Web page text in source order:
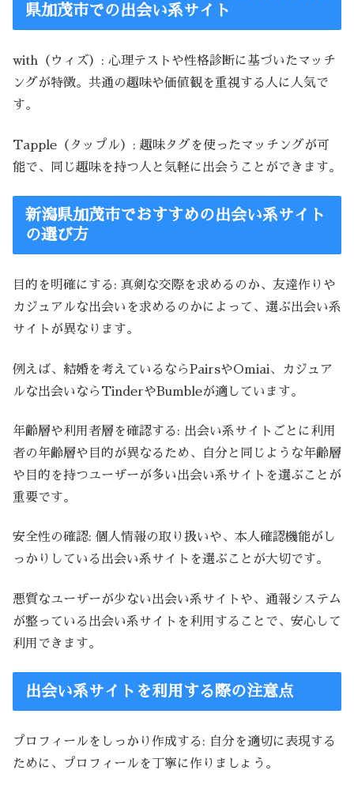
県加茂市での出会い系サイト
with（ウィズ）: 心理テストや性格診断に基づいたマッチ
ングが特徴。共通の趣味や価値観を重視する人に人気で
す。
Tapple（タップル）: 趣味タグを使ったマッチングが可
能で、同じ趣味を持つ人と気軽に出会うことができます。
新潟県加茂市でおすすめの出会い系サイト
の選び方
目的を明確にする: 真剣な交際を求めるのか、友達作りや
カジュアルな出会いを求めるのかによって、選ぶ出会い系
サイトが異なります。
例えば、結婚を考えているならPairsやOmiai、カジュア
ルな出会いならTinderやBumbleが適しています。
年齢層や利用者層を確認する: 出会い系サイトごとに利用
者の年齢層や目的が異なるため、自分と同じような年齢層
や目的を持つユーザーが多い出会い系サイトを選ぶことが
重要です。
安全性の確認: 個人情報の取り扱いや、本人確認機能がし
っかりしている出会い系サイトを選ぶことが大切です。
悪質なユーザーが少ない出会い系サイトや、通報システム
が整っている出会い系サイトを利用することで、安心して
利用できます。
出会い系サイトを利用する際の注意点
プロフィールをしっかり作成する: 自分を適切に表現する
ために、プロフィールを丁寧に作りましょう。